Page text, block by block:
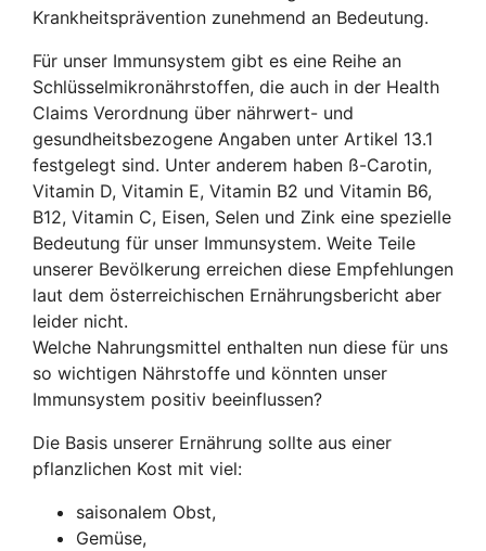
Krankheitsprävention zunehmend an Bedeutung.
Für unser Immunsystem gibt es eine Reihe an
Schlüsselmikronährstoffen, die auch in der Health
Claims Verordnung über nährwert- und
gesundheitsbezogene Angaben unter Artikel 13.1
festgelegt sind. Unter anderem haben ß-Carotin,
Vitamin D, Vitamin E, Vitamin B2 und Vitamin B6,
B12, Vitamin C, Eisen, Selen und Zink eine spezielle
Bedeutung für unser Immunsystem. Weite Teile
unserer Bevölkerung erreichen diese Empfehlungen
laut dem österreichischen Ernährungsbericht aber
leider nicht.
Welche Nahrungsmittel enthalten nun diese für uns
so wichtigen Nährstoffe und könnten unser
Immunsystem positiv beeinflussen?
Die Basis unserer Ernährung sollte aus einer
pflanzlichen Kost mit viel:
saisonalem Obst,
Gemüse,